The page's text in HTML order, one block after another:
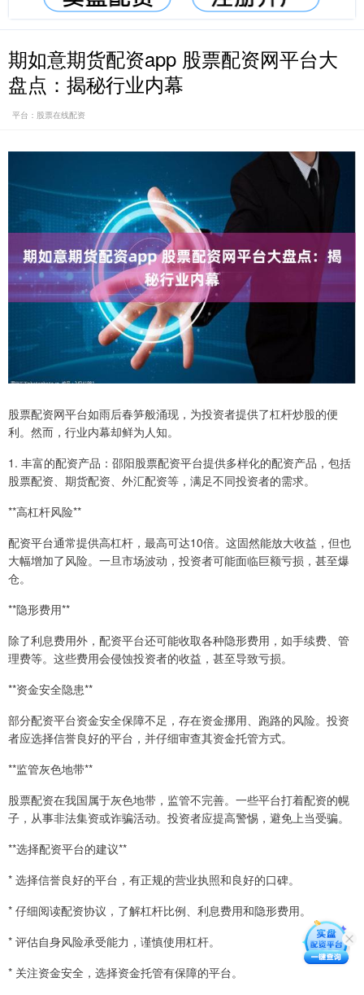
期如意期货配资app 股票配资网平台大
盘点：揭秘行业内幕
平台：股票在线配资
股票配资网平台如雨后春笋般涌现，为投资者提供了杠杆炒股的便
利。然而，行业内幕却鲜为人知。
1. 丰富的配资产品：邵阳股票配资平台提供多样化的配资产品，包括
股票配资、期货配资、外汇配资等，满足不同投资者的需求。
**高杠杆风险**
配资平台通常提供高杠杆，最高可达10倍。这固然能放大收益，但也
大幅增加了风险。一旦市场波动，投资者可能面临巨额亏损，甚至爆
仓。
**隐形费用**
除了利息费用外，配资平台还可能收取各种隐形费用，如手续费、管
理费等。这些费用会侵蚀投资者的收益，甚至导致亏损。
**资金安全隐患**
部分配资平台资金安全保障不足，存在资金挪用、跑路的风险。投资
者应选择信誉良好的平台，并仔细审查其资金托管方式。
**监管灰色地带**
股票配资在我国属于灰色地带，监管不完善。一些平台打着配资的幌
子，从事非法集资或诈骗活动。投资者应提高警惕，避免上当受骗。
**选择配资平台的建议**
* 选择信誉良好的平台，有正规的营业执照和良好的口碑。
* 仔细阅读配资协议，了解杠杆比例、利息费用和隐形费用。
* 评估自身风险承受能力，谨慎使用杠杆。
* 关注资金安全，选择资金托管有保障的平台。